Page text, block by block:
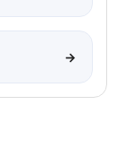
→